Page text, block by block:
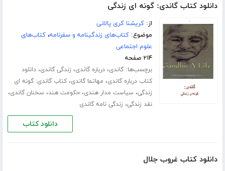
دانلود کتاب گاندی: گونه ای زندگی
از:کریشنا کری پالانی
موضوع:کتاب‌های زندگینامه و سفرنامه،کتاب‌های
علوم اجتماعی
۲۱۴ صفحه
برچسب‌ها:گاندی،درباره گاندی، زندگی گاندی،دانلود
کتاب درباره گاندی، مهاتما گاندی،کتاب گاندی: گونه ای
زندگی، سیاست مدار هندی،حکومت هند، سخنان گاندی،
نقد زندگی، زندگی نامه گاندی
دانلود کتاب
دانلود کتاب غروب جلال